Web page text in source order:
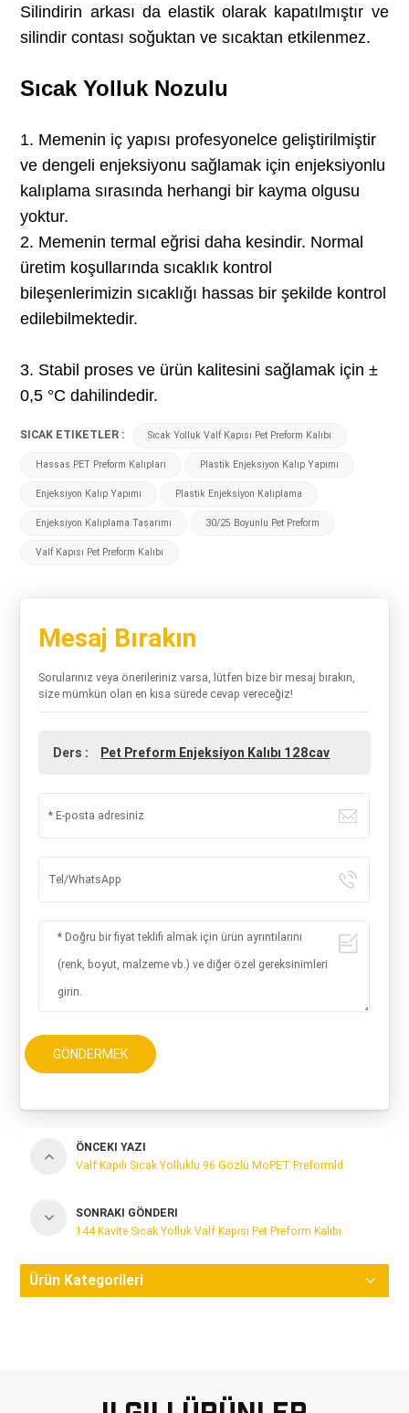
Silindirin arkası da elastik olarak kapatılmıştır ve
silindir contası soğuktan ve sıcaktan etkilenmez.
Sıcak Yolluk Nozulu
1. Memenin iç yapısı profesyonelce geliştirilmiştir
ve dengeli enjeksiyonu sağlamak için enjeksiyonlu
kalıplama sırasında herhangi bir kayma olgusu
yoktur.
2. Memenin termal eğrisi daha kesindir. Normal
üretim koşullarında sıcaklık kontrol
bileşenlerimizin sıcaklığı hassas bir şekilde kontrol
edilebilmektedir.
3. Stabil proses ve ürün kalitesini sağlamak için ±
0,5 °C dahilindedir.
SICAK ETIKETLER : Sıcak Yolluk Valf Kapısı Pet Preform Kalıbı
Hassas PET Preform Kalıpları Plastik Enjeksiyon Kalıp Yapımı
Enjeksiyon Kalıp Yapımı Plastik Enjeksiyon Kalıplama
Enjeksiyon Kalıplama Tasarımı 30/25 Boyunlu Pet Preform
Valf Kapısı Pet Preform Kalıbı
Mesaj Bırakın
Sorularınız veya önerileriniz varsa, lütfen bize bir mesaj bırakın,
size mümkün olan en kısa sürede cevap vereceğiz!
Ders : Pet Preform Enjeksiyon Kalıbı 128cav
GÖNDERMEK
ÖNCEKI YAZI
Valf Kapılı Sıcak Yolluklu 96 Gözlü MoPET Preformld
SONRAKI GÖNDERI
144 Kavite Sıcak Yolluk Valf Kapısı Pet Preform Kalıbı
Ürün Kategorileri